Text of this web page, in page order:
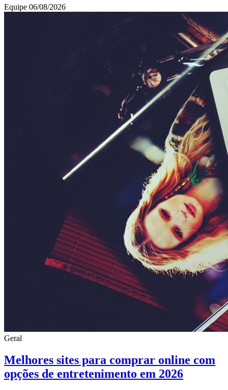
Equipe 06/08/2026
Geral
Melhores sites para comprar online com
opções de entretenimento em 2026